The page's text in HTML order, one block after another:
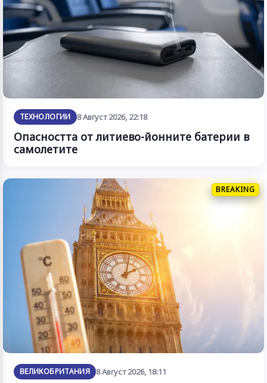
ТЕХНОЛОГИИ 8 Август 2026, 22:18
Опасността от литиево-йонните батерии в
самолетите
BREAKING
ВЕЛИКОБРИТАНИЯ 8 Август 2026, 18:11